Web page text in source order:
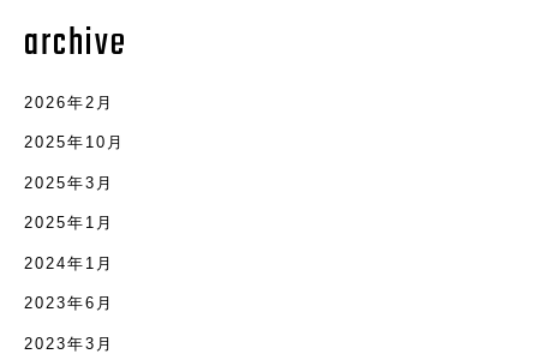
archive
2026年2月
2025年10月
2025年3月
2025年1月
2024年1月
2023年6月
2023年3月